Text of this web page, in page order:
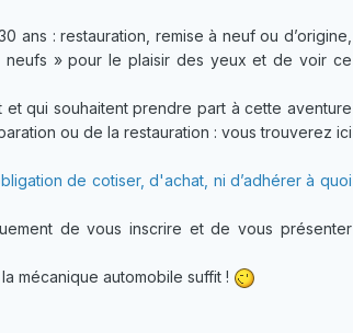
ans : restauration, remise à neuf ou d’origine,
» pour le plaisir des yeux et de voir ce
qui souhaitent prendre part à cette aventure
ou de la restauration : vous trouverez ici
de cotiser, d'achat, ni d’adhérer à quoi
de vous inscrire et de vous présenter
mécanique automobile suffit !